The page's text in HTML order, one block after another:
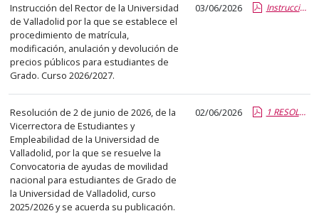
enlace
que
abre
un
PDF
con
el
detalle
del
anuncio
completo.
Instrucción del Rector de la Universidad
de Valladolid por la que se establece el
procedimiento de matrícula,
modificación, anulación y devolución de
precios públicos para estudiantes de
Grado. Curso 2026/2027.
03/06/2026 Instrucción procedimiento matricula 2026_2027.pdf.pdf
Resolución de 2 de junio de 2026, de la
Vicerrectora de Estudiantes y
Empleabilidad de la Universidad de
Valladolid, por la que se resuelve la
Convocatoria de ayudas de movilidad
nacional para estudiantes de Grado de
la Universidad de Valladolid, curso
2025/2026 y se acuerda su publicación.
02/06/2026 1 RESOLUCION DEFINITIVA AYUDAS SICUE.report.pdf.pdf